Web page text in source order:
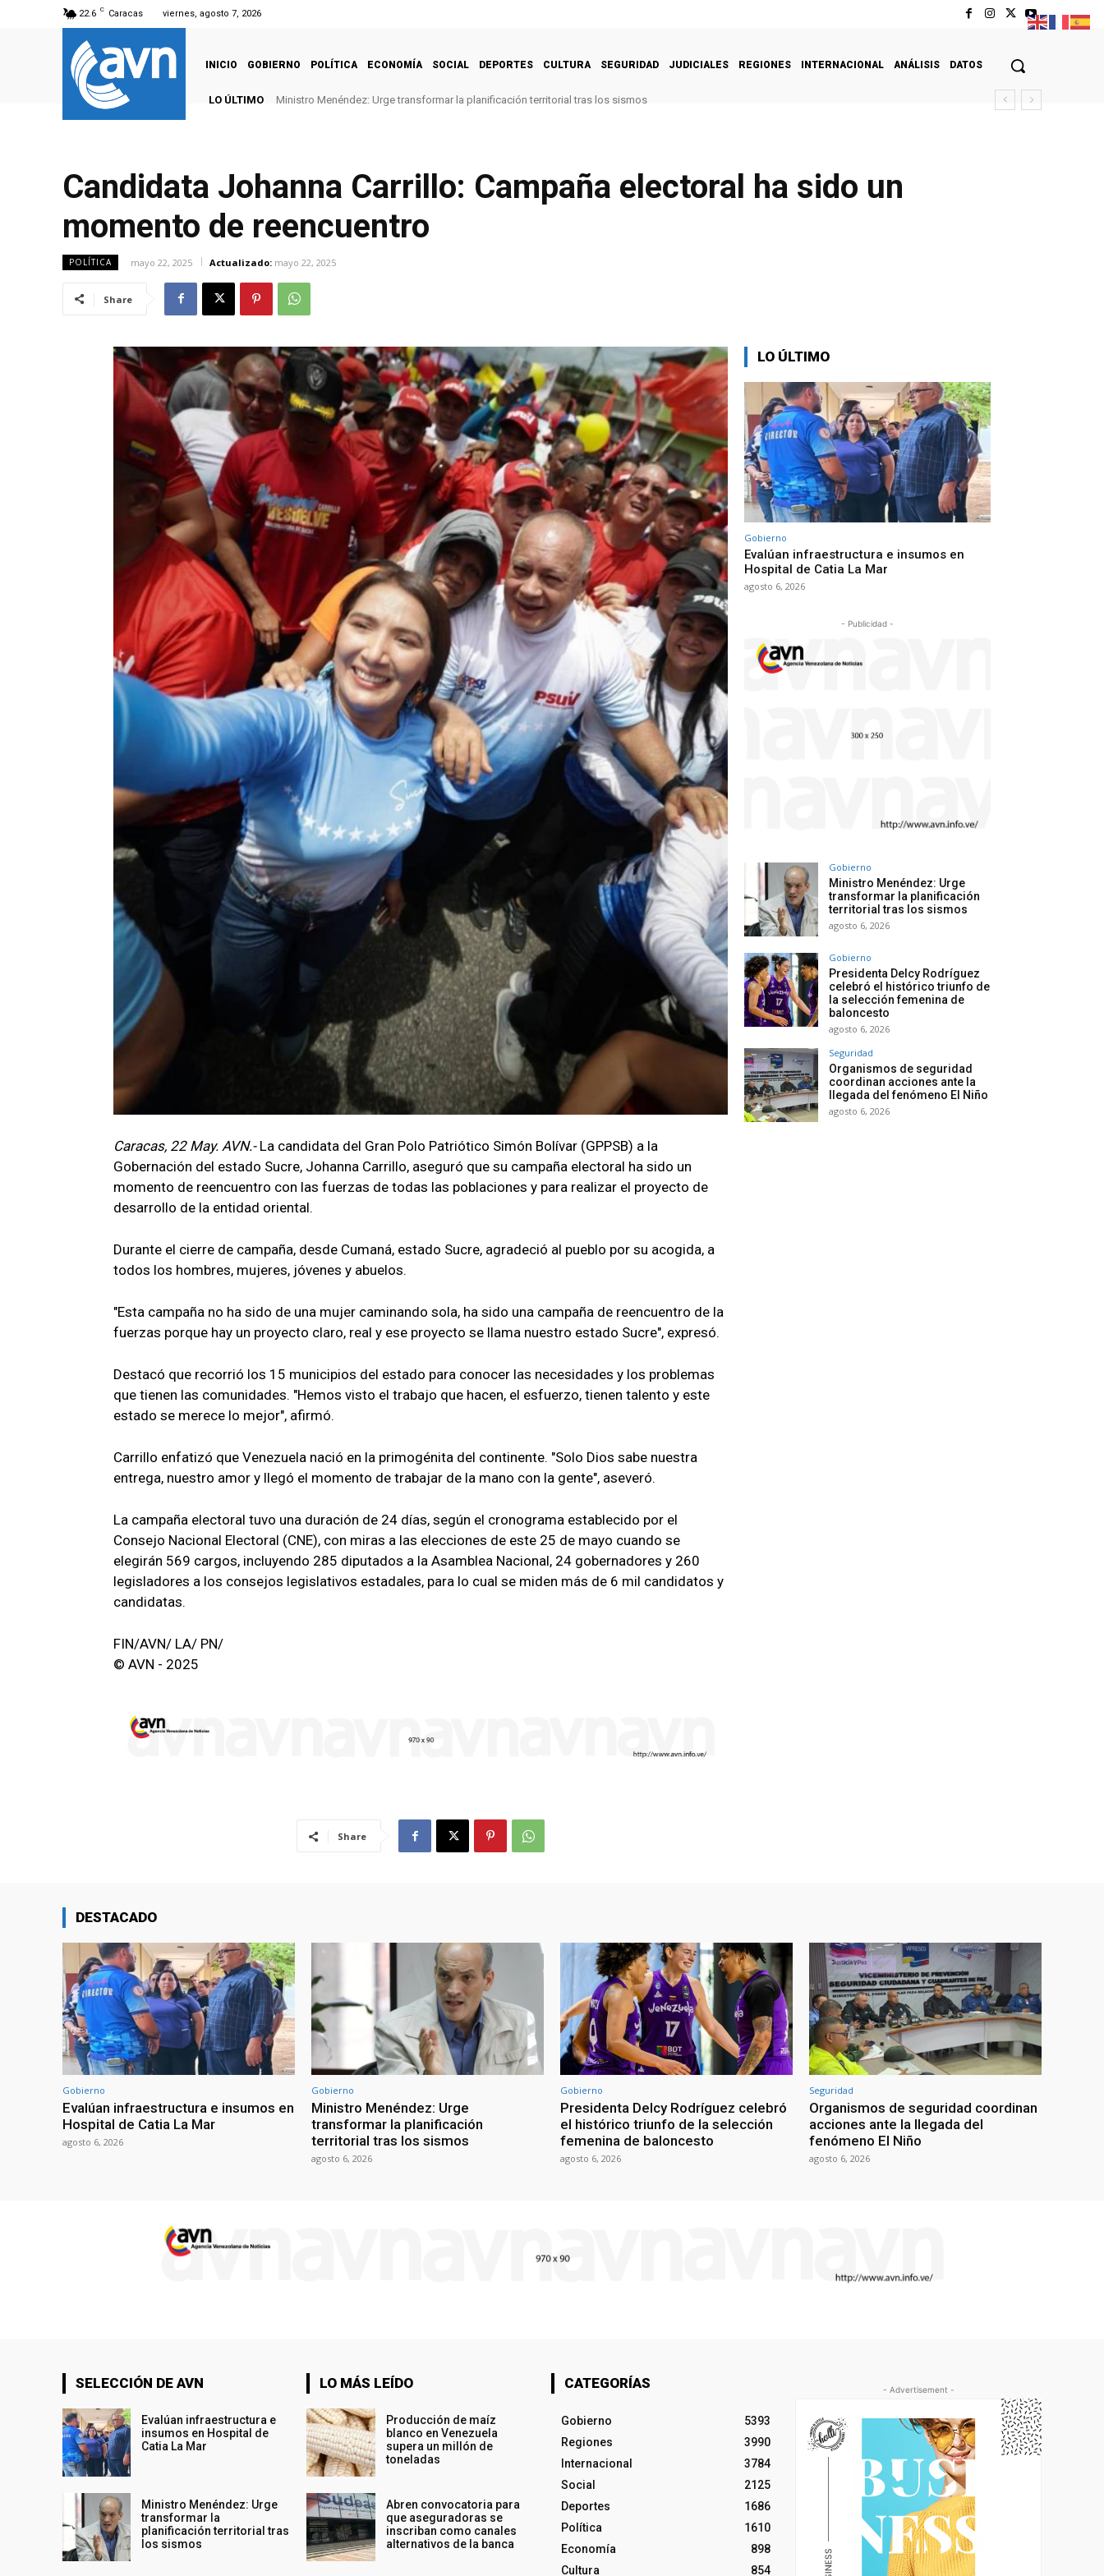
22.6 C Caracas viernes, agosto 7, 2026
INICIO GOBIERNO POLÍTICA ECONOMÍA SOCIAL DEPORTES CULTURA SEGURIDAD JUDICIALES REGIONES INTERNACIONAL ANÁLISIS DATOS
LO ÚLTIMO Ministro Menéndez: Urge transformar la planificación territorial tras los sismos
Candidata Johanna Carrillo: Campaña electoral ha sido un
momento de reencuentro
POLÍTICA mayo 22, 2025 Actualizado: mayo 22, 2025
Share
Caracas, 22 May. AVN.- La candidata del Gran Polo Patriótico Simón Bolívar (GPPSB) a la
Gobernación del estado Sucre, Johanna Carrillo, aseguró que su campaña electoral ha sido un
momento de reencuentro con las fuerzas de todas las poblaciones y para realizar el proyecto de
desarrollo de la entidad oriental.
Durante el cierre de campaña, desde Cumaná, estado Sucre, agradeció al pueblo por su acogida, a
todos los hombres, mujeres, jóvenes y abuelos.
"Esta campaña no ha sido de una mujer caminando sola, ha sido una campaña de reencuentro de la
fuerzas porque hay un proyecto claro, real y ese proyecto se llama nuestro estado Sucre", expresó.
Destacó que recorrió los 15 municipios del estado para conocer las necesidades y los problemas
que tienen las comunidades. "Hemos visto el trabajo que hacen, el esfuerzo, tienen talento y este
estado se merece lo mejor", afirmó.
Carrillo enfatizó que Venezuela nació en la primogénita del continente. "Solo Dios sabe nuestra
entrega, nuestro amor y llegó el momento de trabajar de la mano con la gente", aseveró.
La campaña electoral tuvo una duración de 24 días, según el cronograma establecido por el
Consejo Nacional Electoral (CNE), con miras a las elecciones de este 25 de mayo cuando se
elegirán 569 cargos, incluyendo 285 diputados a la Asamblea Nacional, 24 gobernadores y 260
legisladores a los consejos legislativos estadales, para lo cual se miden más de 6 mil candidatos y
candidatas.
FIN/AVN/ LA/ PN/
© AVN - 2025
Share
LO ÚLTIMO
Gobierno
Evalúan infraestructura e insumos en
Hospital de Catia La Mar
agosto 6, 2026
- Publicidad -
Gobierno
Ministro Menéndez: Urge
transformar la planificación
territorial tras los sismos
agosto 6, 2026
Gobierno
Presidenta Delcy Rodríguez
celebró el histórico triunfo de
la selección femenina de
baloncesto
agosto 6, 2026
Seguridad
Organismos de seguridad
coordinan acciones ante la
llegada del fenómeno El Niño
agosto 6, 2026
DESTACADO
Gobierno
Evalúan infraestructura e insumos en
Hospital de Catia La Mar
agosto 6, 2026
Gobierno
Ministro Menéndez: Urge
transformar la planificación
territorial tras los sismos
agosto 6, 2026
Gobierno
Presidenta Delcy Rodríguez celebró
el histórico triunfo de la selección
femenina de baloncesto
agosto 6, 2026
Seguridad
Organismos de seguridad coordinan
acciones ante la llegada del
fenómeno El Niño
agosto 6, 2026
SELECCIÓN DE AVN
Evalúan infraestructura e
insumos en Hospital de
Catia La Mar
Ministro Menéndez: Urge
transformar la
planificación territorial tras
los sismos
LO MÁS LEÍDO
Producción de maíz
blanco en Venezuela
supera un millón de
toneladas
Abren convocatoria para
que aseguradoras se
inscriban como canales
alternativos de la banca
CATEGORÍAS
Gobierno
5393
Regiones
3990
Internacional
3784
Social
2125
Deportes
1686
Política
1610
Economía
898
Cultura
854
- Advertisement -